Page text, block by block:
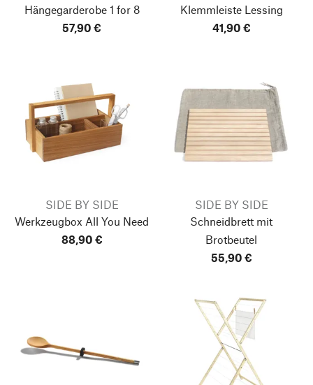
Hängegarderobe 1 for 8
57,90 €
Klemmleiste Lessing
41,90 €
SIDE BY SIDE
Werkzeugbox All You Need
88,90 €
SIDE BY SIDE
Schneidbrett mit
Brotbeutel
55,90 €